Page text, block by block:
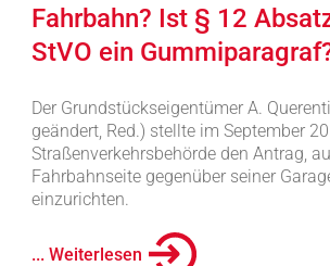
Fahrbahn? Ist § 12
StVO ein
Der Grundstückseigentümer A.
geändert, Red.) stellte im September
Straßenverkehrsbehörde den Antrag,
Fahrbahnseite gegenüber seiner
einzurichten.
... Weiterlesen